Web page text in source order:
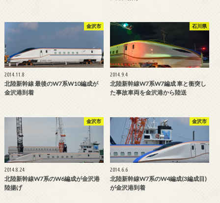
金沢市
2014.11.8
北陸新幹線 最後のW7系W10編成が
金沢港到着
石川県
2014.9.4
北陸新幹線W7系W7編成 車と衝突し
た事故車両を金沢港から陸送
金沢市
2014.8.24
北陸新幹線W7系のW6編成が金沢港
陸揚げ
金沢市
2014.6.6
北陸新幹線W7系のW4編成(3編成目)
が金沢港到着